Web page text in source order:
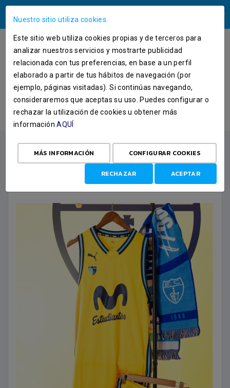
CAMISETA JUEGO 25-26 AMARILLA
OFICIAL MOVISTAR ESTUDIANTES
INFANTIL
INICIO TIENDA
ROPA DE JUEGO
CAMISETA JUEGO 25-26 AMARILLA OFICIAL MOVISTAR
ESTUDIANTES INFANTIL
Nuestro sitio utiliza cookies.
Este sitio web utiliza cookies propias y de terceros para
analizar nuestros servicios y mostrarte publicidad
relacionada con tus preferencias, en base a un perfil
elaborado a partir de tus hábitos de navegación (por
ejemplo, páginas visitadas). Si continúas navegando,
consideraremos que aceptas su uso. Puedes configurar o
rechazar la utilización de cookies u obtener más
informaciónAQUÍ
MÁS INFORMACIÓN CONFIGURAR COOKIES
RECHAZAR ACEPTAR